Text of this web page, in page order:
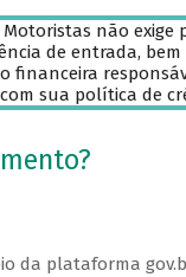
Motoristas não
de entrada,
financeira
sua política de
da plataforma